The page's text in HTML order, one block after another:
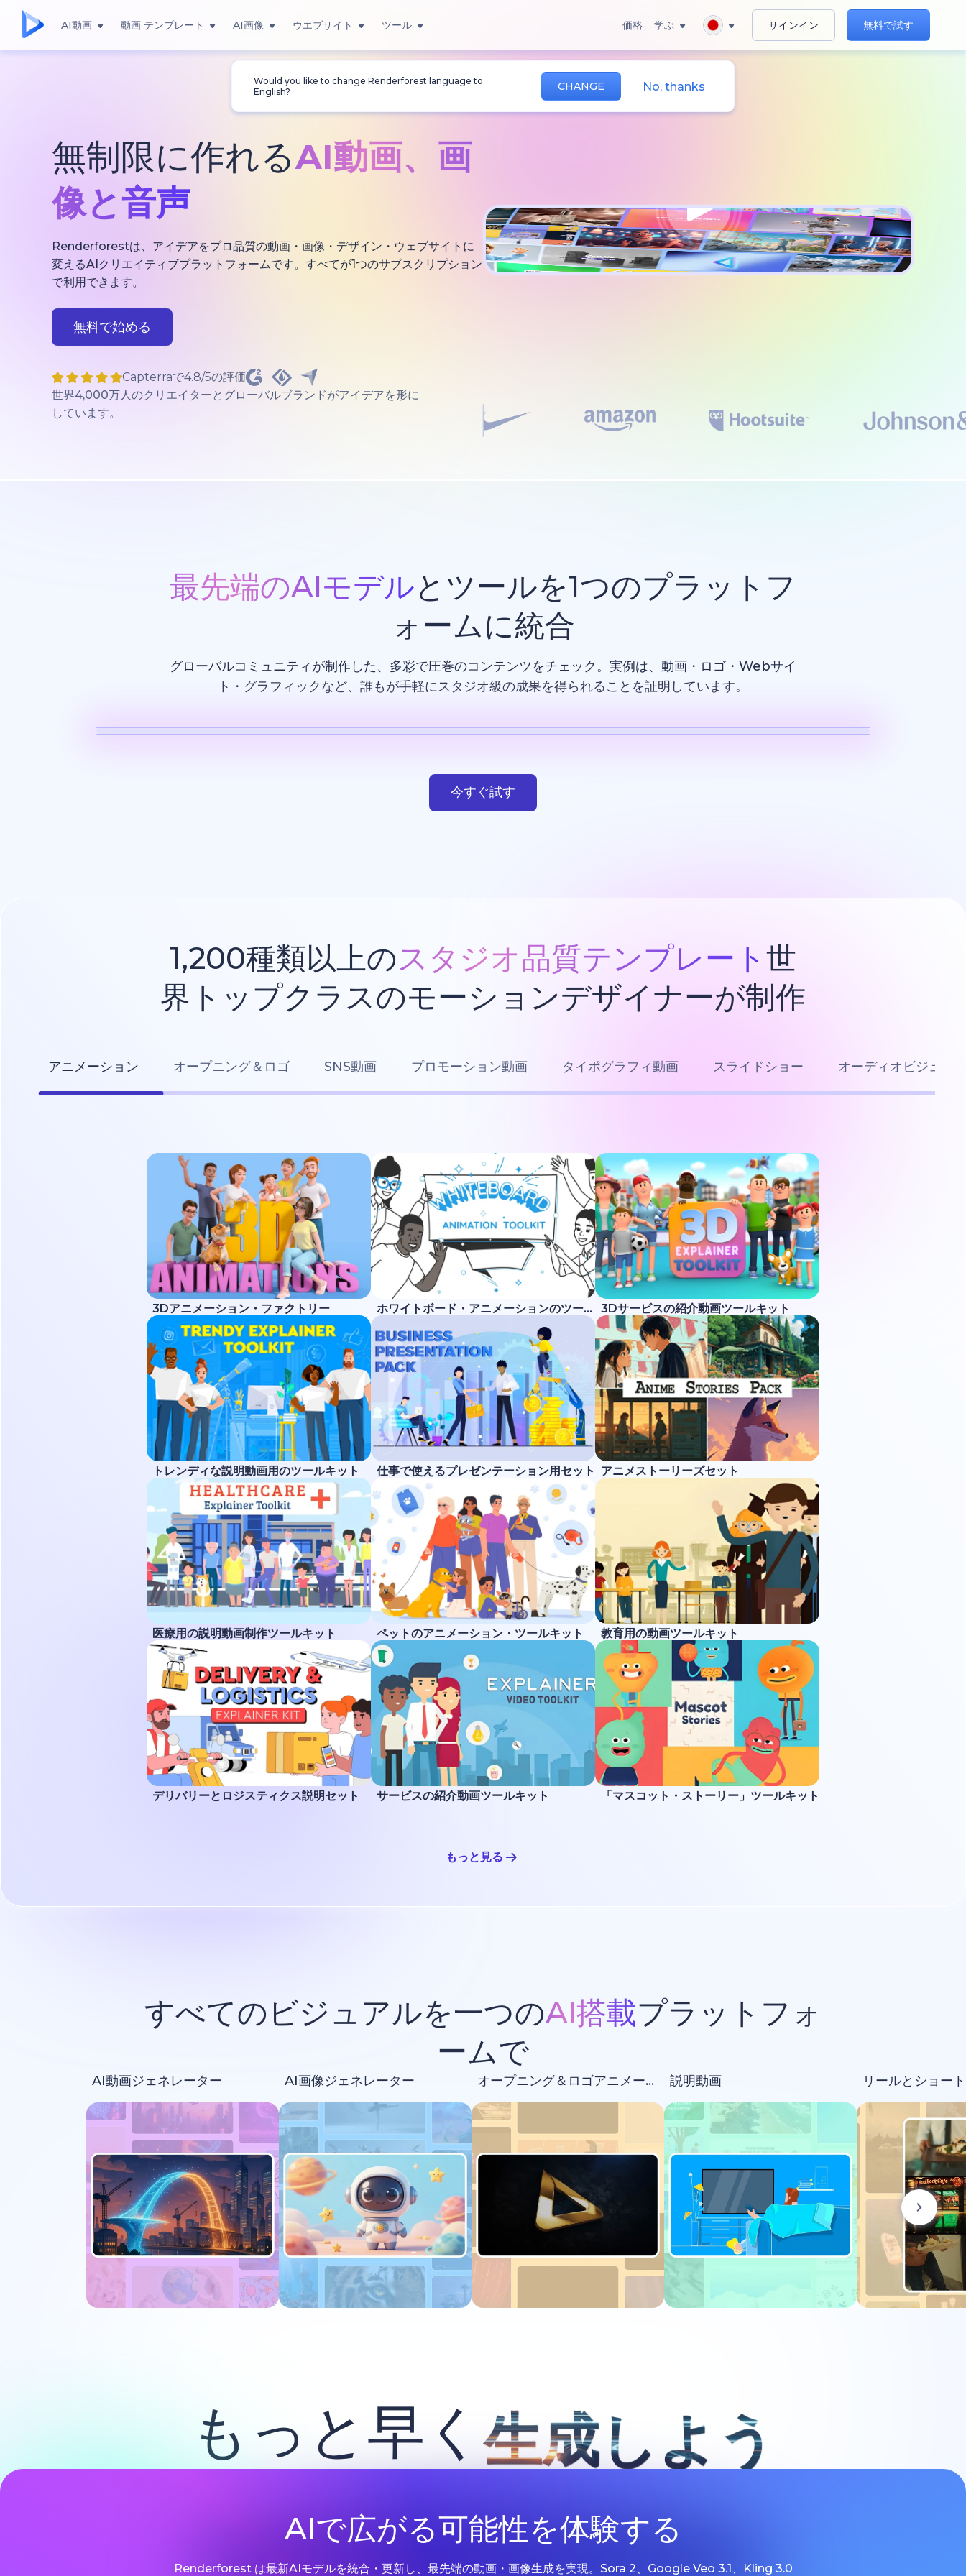
AI動画 動画 テンプレート AI画像 ウエブサイト ツール 価格 学ぶ サインイン 無料で試す
Would you like to change Renderforest language to
English?
CHANGE No, thanks
無制限に作れるAI動画、 画
像と音声
Renderforestは、アイデアをプロ品質の動画・画像・デザイン・ウェブサイトに
変えるAIクリエイティブプラットフォームです。すべてが1つのサブスクリプション
で利用できます。
無料で始める
Capterraで4.8/5の評価
世界4,000万人のクリエイターとグローバルブランドがアイデアを形に
しています。
最先端のAIモデルとツールを1つのプラットフ
ォームに統合
グローバルコミュニティが制作した、多彩で圧巻のコンテンツをチェック。実例は、動画・ロゴ・Webサイ
ト・グラフィックなど、誰もが手軽にスタジオ級の成果を得られることを証明しています。
今すぐ試す
1,200種類以上のスタジオ品質テンプレート 世
界トップクラスのモーションデザイナーが制作
アニメーション オープニング＆ロゴ SNS動画 プロモーション動画 タイポグラフィ動画 スライドショー オーディオビジュア
3Dアニメーション・ファクトリー ホワイトボード・アニメーションのツールキット 3Dサービスの紹介動画ツールキット
トレンディな説明動画用のツールキット 仕事で使えるプレゼンテーション用セット アニメストーリーズセット
医療用の説明動画制作ツールキット ペットのアニメーション・ツールキット 教育用の動画ツールキット
デリバリーとロジスティクス説明セット サービスの紹介動画ツールキット 「マスコット・ストーリー」ツールキット
もっと見る
すべてのビジュアルを一つのAI搭載プラットフォ
ームで
AI動画ジェネレーター AI画像ジェネレーター オープニング＆ロゴアニメーション 説明動画 リールとショート
もっと早く生成しよう
AIで広がる可能性を体験する
Renderforest は最新AIモデルを統合・更新し、最先端の動画・画像生成を実現。Sora 2、Google Veo 3.1、Kling 3.0